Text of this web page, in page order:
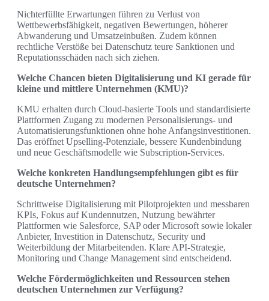
Nichterfüllte Erwartungen führen zu Verlust von
Wettbewerbsfähigkeit, negativen Bewertungen, höherer
Abwanderung und Umsatzeinbußen. Zudem können
rechtliche Verstöße bei Datenschutz teure Sanktionen und
Reputationsschäden nach sich ziehen.
Welche Chancen bieten Digitalisierung und KI gerade für
kleine und mittlere Unternehmen (KMU)?
KMU erhalten durch Cloud‑basierte Tools und standardisierte
Plattformen Zugang zu modernen Personalisierungs‑ und
Automatisierungsfunktionen ohne hohe Anfangsinvestitionen.
Das eröffnet Upselling‑Potenziale, bessere Kundenbindung
und neue Geschäftsmodelle wie Subscription‑Services.
Welche konkreten Handlungsempfehlungen gibt es für
deutsche Unternehmen?
Schrittweise Digitalisierung mit Pilotprojekten und messbaren
KPIs, Fokus auf Kundennutzen, Nutzung bewährter
Plattformen wie Salesforce, SAP oder Microsoft sowie lokaler
Anbieter, Investition in Datenschutz, Security und
Weiterbildung der Mitarbeitenden. Klare API‑Strategie,
Monitoring und Change Management sind entscheidend.
Welche Fördermöglichkeiten und Ressourcen stehen
deutschen Unternehmen zur Verfügung?